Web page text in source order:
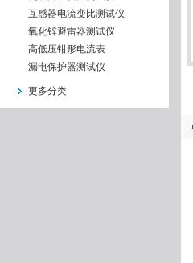
互感器电流变比测试仪
氧化锌避雷器测试仪
高低压钳形电流表
漏电保护器测试仪
更多分类